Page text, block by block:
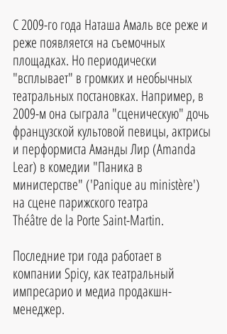
С 2009-го года Наташа Амаль все реже и
реже появляется на съемочных
площадках. Но периодически
"всплывает" в громких и необычных
театральных постановках. Например, в
2009-м она сыграла "сценическую" дочь
французской культовой певицы, актрисы
и перформиста Аманды Лир (Amanda
Lear) в комедии "Паника в
министерстве" ('Panique au ministère')
на сцене парижского театра
Théâtre de la Porte Saint-Martin.
Последние три года работает в
компании Spicy, как театральный
импресарио и медиа продакшн-
менеджер.